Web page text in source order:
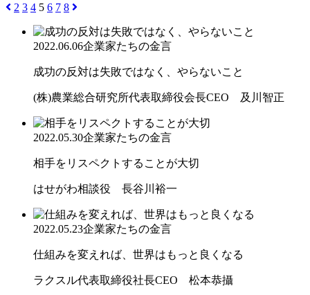
2 3 4 5 6 7 8
2022.06.06企業家たちの金言
成功の反対は失敗ではなく、やらないこと
(株)農業総合研究所代表取締役会長CEO 及川智正
2022.05.30企業家たちの金言
相手をリスペクトすることが大切
はせがわ相談役 長谷川裕一
2022.05.23企業家たちの金言
仕組みを変えれば、世界はもっと良くなる
ラクスル代表取締役社長CEO 松本恭攝